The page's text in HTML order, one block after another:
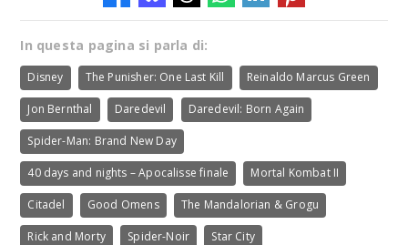
In questa pagina si parla di:
Disney The Punisher: One Last Kill Reinaldo Marcus Green
Jon Bernthal Daredevil Daredevil: Born Again
Spider-Man: Brand New Day
40 days and nights – Apocalisse finale Mortal Kombat II
Citadel Good Omens The Mandalorian & Grogu
Rick and Morty Spider-Noir Star City